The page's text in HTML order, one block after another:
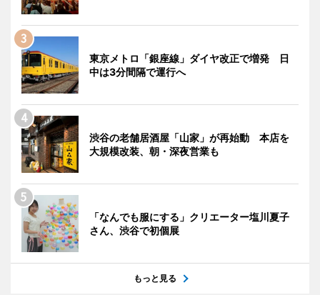
東京メトロ「銀座線」ダイヤ改正で増発 日
中は3分間隔で運行へ
渋谷の老舗居酒屋「山家」が再始動 本店を
大規模改装、朝・深夜営業も
「なんでも服にする」クリエーター塩川夏子
さん、渋谷で初個展
もっと見る